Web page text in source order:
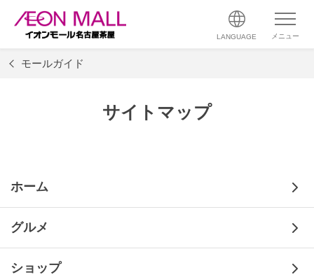
LANGUAGE メニュー
モールガイド
サイトマップ
ホーム
グルメ
ショップ